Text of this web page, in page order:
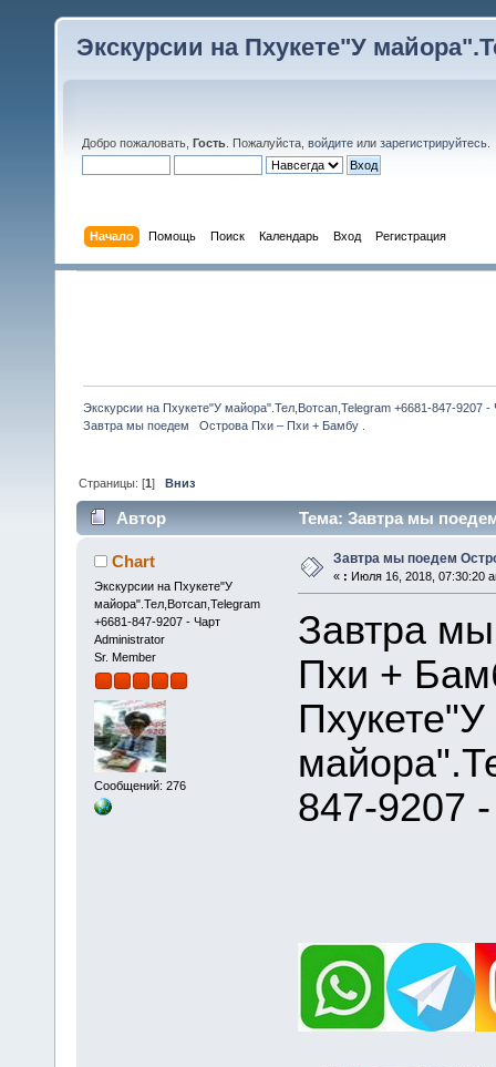
Экскурсии на Пхукете"У
Добро пожаловать, Гость . Пожалуйста, войдите или зарегистрируйтесь
Начало Помощь Поиск Календарь Вход Регистрация
Экскурсии на Пхукете"У майора".Тел,Вотсап,Telegram +6681-847-9207 -
Завтра мы поедем   Острова Пхи – Пхи + Бамбу .
Страницы: [1]Вниз
Автор Тема: Завтра мы
Chart
Экскурсии на Пхукете"У
майора".Тел,Вотсап,Telegram
+6681-847-9207 - Чарт
Administrator
Sr. Member
Сообщений: 276
Завтра мы поедем
« : Июля 16, 2018, 07:30:20
Завтра
Пхи +
Пхукете"У
847-9207